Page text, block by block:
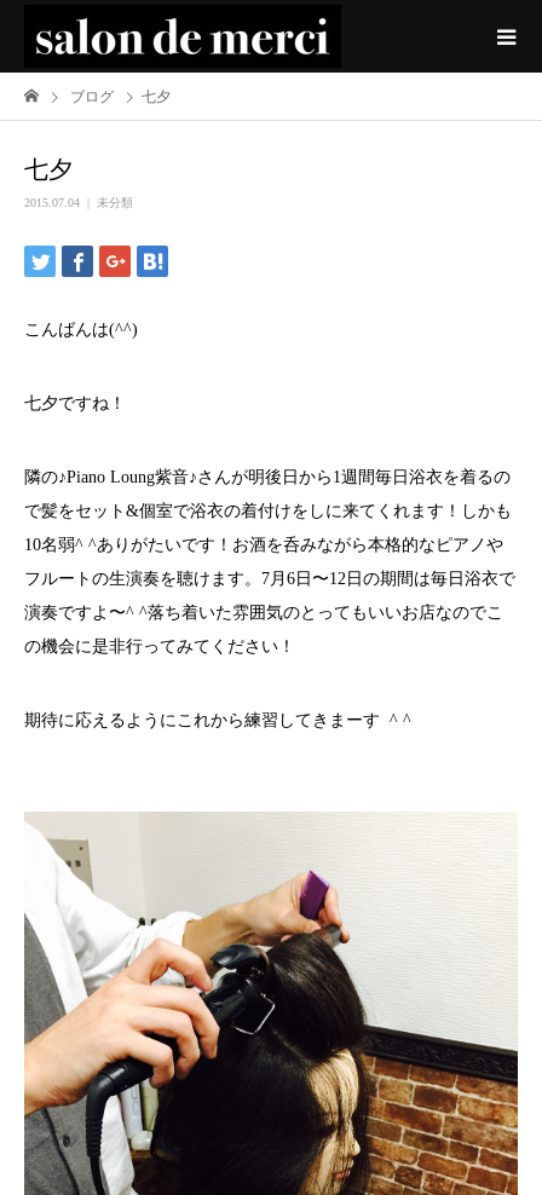
ブログ 七夕
七夕
2015.07.04 未分類
こんばんは(^^)
七夕ですね！
隣の♪Piano Loung紫音♪さんが明後日から1週間毎日浴衣を着るの
で髪をセット&個室で浴衣の着付けをしに来てくれます！しかも
10名弱^ ^ありがたいです！お酒を呑みながら本格的なピアノや
フルートの生演奏を聴けます。7月6日〜12日の期間は毎日浴衣で
演奏ですよ〜^ ^落ち着いた雰囲気のとってもいいお店なのでこ
の機会に是非行ってみてください！
期待に応えるようにこれから練習してきまーす ^ ^